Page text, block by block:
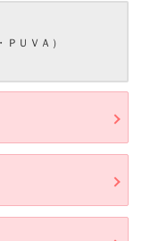
ＵＶＡ）